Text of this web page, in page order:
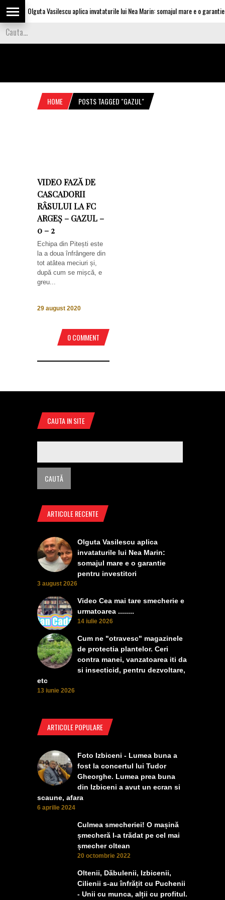
Olguta Vasilescu aplica invataturile lui Nea Marin: somajul mare e o garantie
HOME POSTS TAGGED "GAZUL"
VIDEO FAZĂ DE
CASCADORII
RÂSULUI LA FC
ARGEȘ – GAZUL –
0 – 2
Echipa din Pitești este
la a doua înfrângere din
tot atâtea meciuri și,
după cum se mișcă, e
greu...
29 august 2020
0 COMMENT
CAUTA IN SITE
ARTICOLE RECENTE
Olguta Vasilescu aplica
invataturile lui Nea Marin:
somajul mare e o garantie
pentru investitori
3 august 2026
Video Cea mai tare smecherie e
urmatoarea ........
14 iulie 2026
Cum ne "otravesc" magazinele
de protectia plantelor. Ceri
contra manei, vanzatoarea iti da
si insecticid, pentru dezvoltare,
etc
13 iunie 2026
ARTICOLE POPULARE
Foto Izbiceni - Lumea buna a
fost la concertul lui Tudor
Gheorghe. Lumea prea buna
din Izbiceni a avut un ecran si
scaune, afara
6 aprilie 2024
Culmea smecheriei! O mașină
șmecheră l-a trădat pe cel mai
șmecher oltean
20 octombrie 2022
Oltenii, Dăbulenii, Izbicenii,
Cilienii s-au înfrățit cu Puchenii
- Unii cu munca, alții cu profitul.